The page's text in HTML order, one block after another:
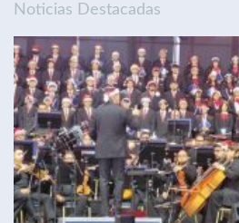
Noticias Destacadas